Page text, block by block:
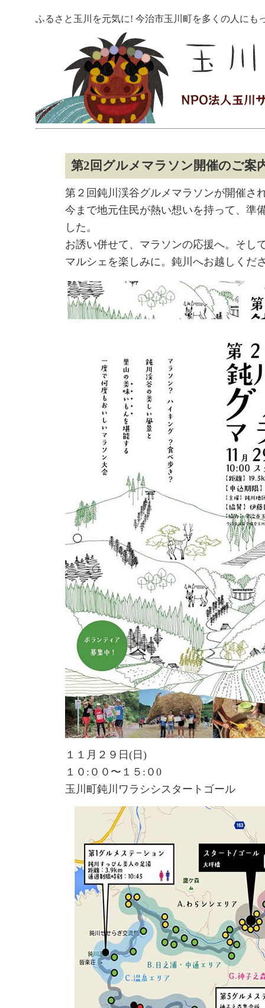
ふるさと玉川を元気に! 今治市玉川町を多くの人にも
第2回グルメマラソン開催のご案
第２回鈍川渓谷グルメマラソンが開催さ
今まで地元住民が熱い想いを持って、準
した。
お誘い併せて、マラソンの応援へ。そし
マルシェを楽しみに。鈍川へお越しくだ
１１月２９日(日)
１０:００〜１５:０0
玉川町鈍川ワラシシスタートゴール